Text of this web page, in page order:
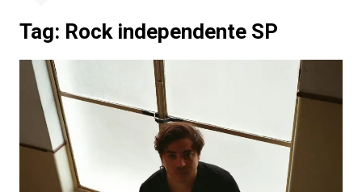
Tag: Rock independente SP